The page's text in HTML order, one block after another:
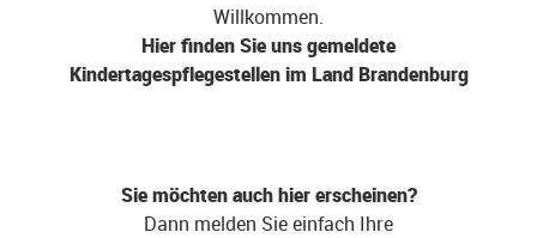
Willkommen.
Hier finden Sie uns gemeldete
Kindertagespflegestellen im Land Brandenburg
Sie möchten auch hier erscheinen?
Dann melden Sie einfach Ihre